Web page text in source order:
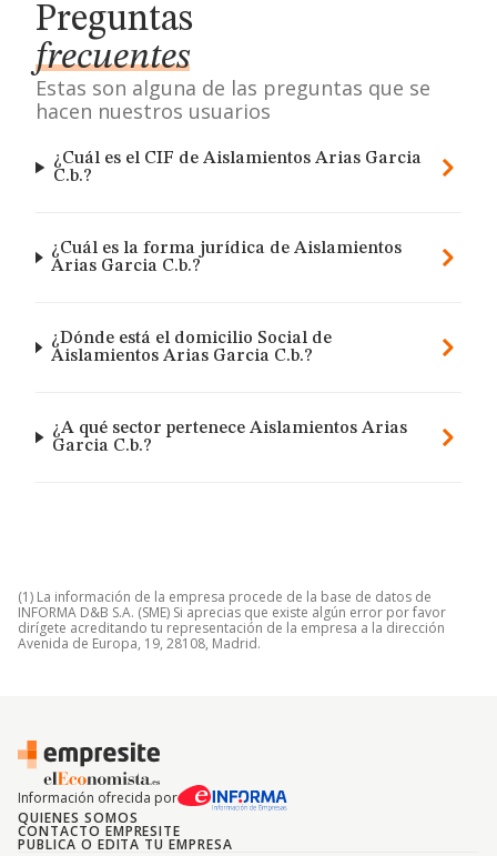
Preguntas
frecuentes
Estas son alguna de las preguntas que se
hacen nuestros usuarios
¿Cuál es el CIF de Aislamientos Arias Garcia
C.b.?
¿Cuál es la forma jurídica de Aislamientos
Arias Garcia C.b.?
¿Dónde está el domicilio Social de
Aislamientos Arias Garcia C.b.?
¿A qué sector pertenece Aislamientos Arias
Garcia C.b.?
(1) La información de la empresa procede de la base de datos de
INFORMA D&B S.A. (SME) Si aprecias que existe algún error por favor
dirígete acreditando tu representación de la empresa a la dirección
Avenida de Europa, 19, 28108, Madrid.
Información ofrecida por
QUIENES SOMOS
CONTACTO EMPRESITE
PUBLICA O EDITA TU EMPRESA